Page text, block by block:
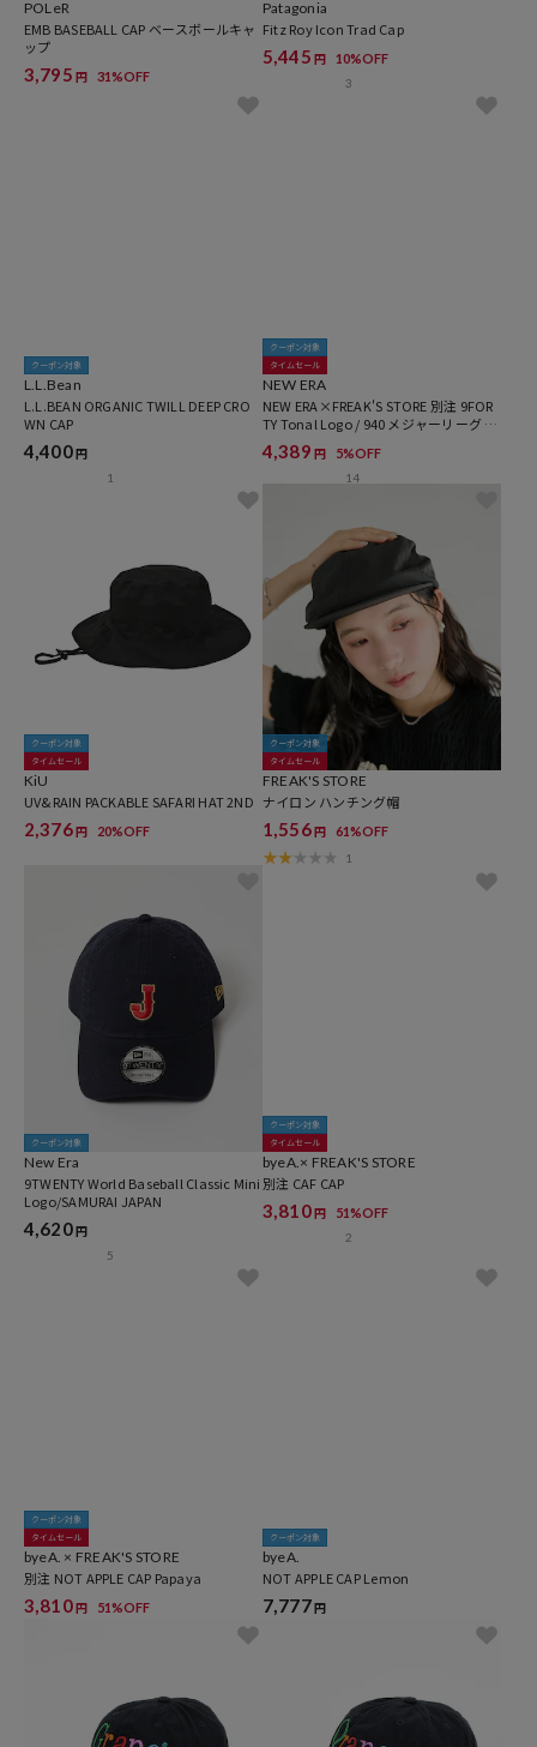
POLeR
EMB BASEBALL CAP ベースボールキャ
ップ
3,795 円 31%OFF
Patagonia
Fitz Roy Icon Trad Cap
5,445 円 10%OFF
3
クーポン対象
L.L.Bean
L.L.BEAN ORGANIC TWILL DEEP CRO
WN CAP
4,400円
1
クーポン対象
タイムセール
NEW ERA
NEW ERA×FREAK'S STORE 別注 9FOR
TY Tonal Logo / 940 メジャーリーグ 刺
繍ロゴ ベースボールキャップ 【限定展
開】
4,389 円 5%OFF
14
クーポン対象
タイムセール
KiU
UV&RAIN PACKABLE SAFARI HAT 2ND
2,376円 20%OFF
クーポン対象
タイムセール
FREAK'S STORE
ナイロン ハンチング帽
1,556円 61%OFF
1
クーポン対象
New Era
9TWENTY World Baseball Classic Mini
Logo/SAMURAI JAPAN
4,620 円
5
クーポン対象
タイムセール
byeA.× FREAK'S STORE
別注 CAF CAP
3,810 円 51%OFF
2
クーポン対象
タイムセール
byeA. × FREAK'S STORE
別注 NOT APPLE CAP Papaya
3,810円 51%OFF
クーポン対象
byeA.
NOT APPLE CAP Lemon
7,777円